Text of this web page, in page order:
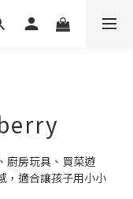
廚房玩具、買菜遊
，適合讓孩子用小小